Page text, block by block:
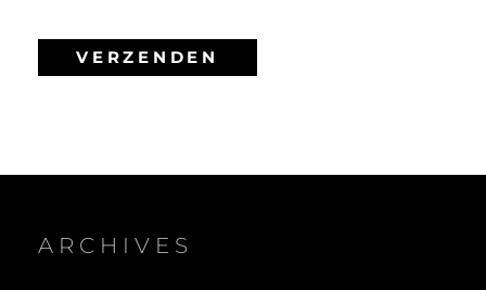
ARCHIVES